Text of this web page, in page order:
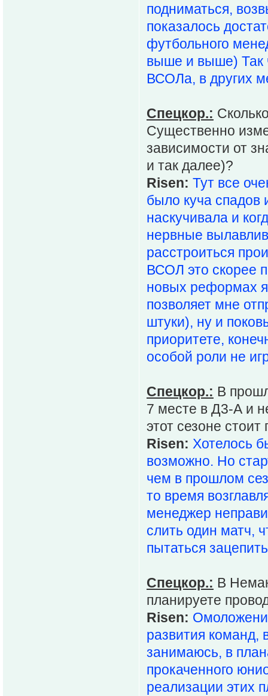
подниматься,
показалось
футбольного
выше и выше) Так
ВСОЛа, в других
Спецкор.:
Существенно
зависимости от
и так далее)?
Risen: Тут все
было куча спадов
наскучивала и
нервные
расстроиться
ВСОЛ это скорее
новых реформах
позволяет мне
штуки), ну и
приоритете,
особой роли не
Спецкор.: В
7 месте в Д3-А и
этот сезоне
Risen: Хотелось
возможно. Но
чем в прошлом
то время
менеджер
слить один матч,
пытаться
Спецкор.: В
планируете
Risen:
развития команд,
занимаюсь, в
прокаченного
реализации этих